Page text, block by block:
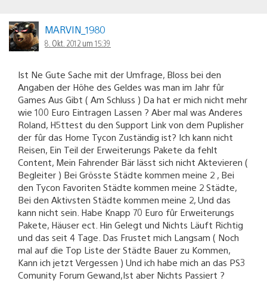
MARVIN_1980
8. Okt. 2012 um 15:39
Ist Ne Gute Sache mit der Umfrage, Bloss bei den
Angaben der Höhe des Geldes was man im Jahr fûr
Games Aus Gibt ( Am Schluss ) Da hat er mich nicht mehr
wie 100 Euro Eintragen Lassen ? Aber mal was Anderes
Roland, H5ttest du den Support Link von dem Puplisher
der fûr das Home Tycon Zuständig ist? Ich kann nicht
Reisen, Ein Teil der Erweiterungs Pakete da fehlt
Content, Mein Fahrender Bär lässt sich nicht Aktevieren (
Begleiter ) Bei Grösste Städte kommen meine 2 , Bei
den Tycon Favoriten Städte kommen meine 2 Städte,
Bei den Aktivsten Städte kommen meine 2, Und das
kann nicht sein. Habe Knapp 70 Euro fûr Erweiterungs
Pakete, Häuser ect. Hin Gelegt und Nichts Läuft Richtig
und das seit 4 Tage. Das Frustet mich Langsam ( Noch
mal auf die Top Liste der Städte Bauer zu Kommen,
Kann ich jetzt Vergessen ) Und ich habe mich an das PS3
Comunity Forum Gewand,Ist aber Nichts Passiert ?